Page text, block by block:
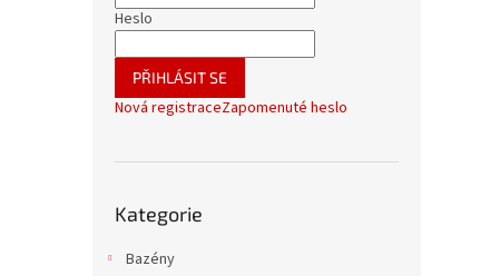
Heslo
PŘIHLÁSIT SE
Nová registraceZapomenuté heslo
kategorie
Kategorie
Bazény